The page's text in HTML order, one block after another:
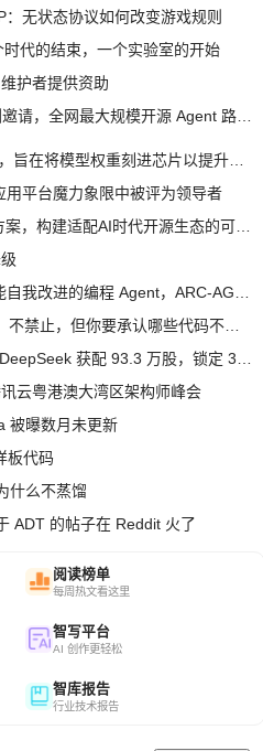
无状态协议如何改变游戏规则
代的结束，一个实验室的开始
护者提供资助
平台魔力象限中被评为领导者
云粤港澳大湾区架构师峰会
被曝数月未更新
板代码
什么不蒸馏
ADT 的帖子在 Reddit 火了
阅读榜单
每周热文看这里
智写平台
AI 创作更轻松
智库报告
行业技术报告